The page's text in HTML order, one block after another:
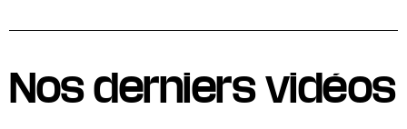
Nos derniers vidéos